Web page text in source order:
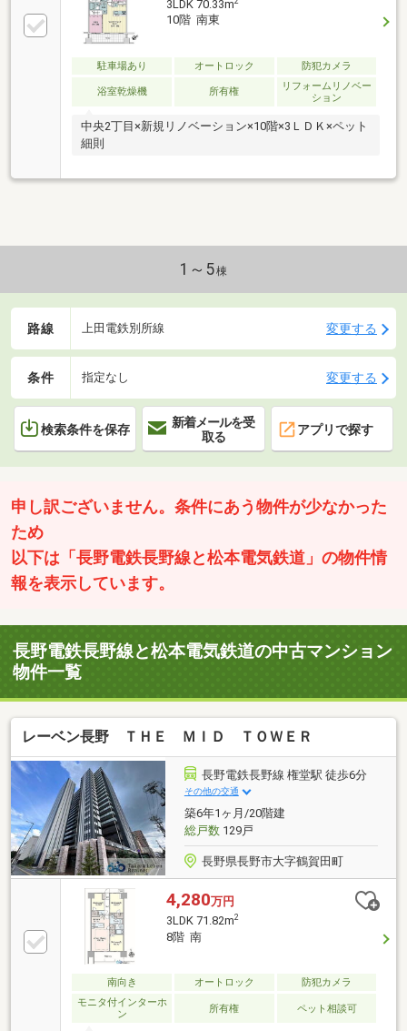
3LDK 70.33m
10階 南東
駐車場あり オートロック 防犯カメラ
浴室乾燥機 所有権
リフォームリノベー
ション
中央2丁目×新規リノベーション×10階×3ＬＤＫ×ペット
細則
1～5棟
路線 上田電鉄別所線 変更する
条件 指定なし 変更する
検索条件を保存
新着メールを受
取る
アプリで探す
申し訳ございません。条件にあう物件が少なかった
ため
以下は「長野電鉄長野線と松本電気鉄道」の物件情
報を表示しています。
長野電鉄長野線と松本電気鉄道の中古マンション
物件一覧
レーベン長野 ＴＨＥ ＭＩＤ ＴＯＷＥＲ
長野電鉄長野線 権堂駅 徒歩6分
その他の交通
築6年1ヶ月/20階建
総戸数129戸
長野県長野市大字鶴賀田町
4,280万円
3LDK 71.82m2
8階 南
南向き オートロック
防犯カメラ
モニタ付インターホ
ン
所有権 ペット相談可